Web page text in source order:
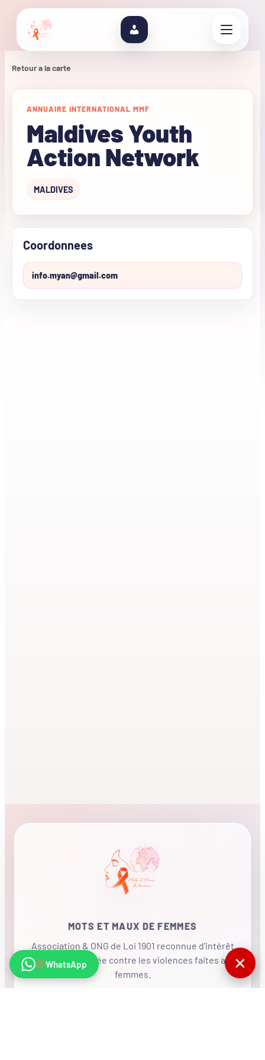
Retour a la carte
ANNUAIRE INTERNATIONAL MMF
Maldives Youth
Action Network
MALDIVES
Coordonnees
info.myan@gmail.com
MOTS ET MAUX DE FEMMES
Association & ONG de Loi 1901 reconnue d'intérêt
général, mobilisée contre les violences faites aux
femmes.
WhatsApp ✕